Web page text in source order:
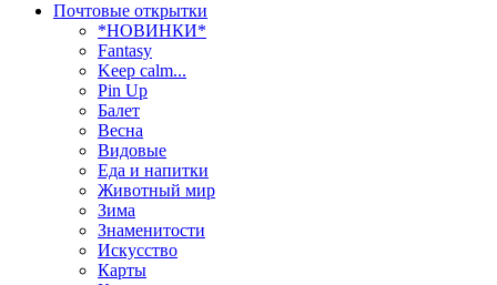
Почтовые открытки
*НОВИНКИ*
Fantasy
Keep calm...
Pin Up
Балет
Весна
Видовые
Еда и напитки
Животный мир
Зима
Знаменитости
Искусство
Карты